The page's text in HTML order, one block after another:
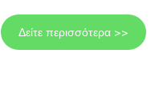
Δείτε περισσότερα >>